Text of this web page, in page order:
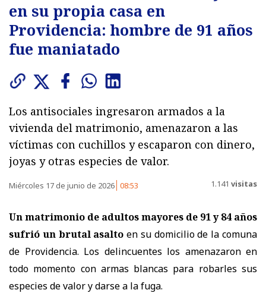
en su propia casa en
Providencia: hombre de 91 años
fue maniatado
Los antisociales ingresaron armados a la
vivienda del matrimonio, amenazaron a las
víctimas con cuchillos y escaparon con dinero,
joyas y otras especies de valor.
Miércoles 17 de junio de 2026 08:53 1.141 visitas
Un matrimonio de adultos mayores de 91 y 84 años
sufrió un brutal asalto en su domicilio de la comuna
de Providencia. Los delincuentes los amenazaron en
todo momento con armas blancas para robarles sus
especies de valor y darse a la fuga.